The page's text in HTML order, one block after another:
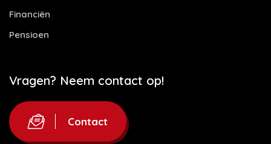
Financiën
Pensioen
Vragen? Neem contact op!
Contact